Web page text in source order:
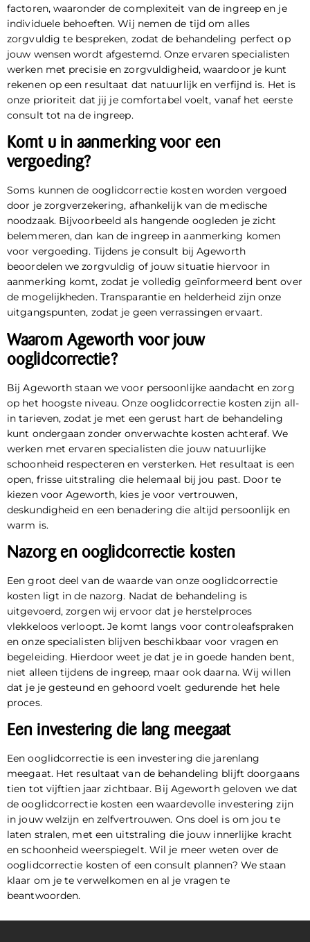
factoren, waaronder de complexiteit van de ingreep en je
individuele behoeften. Wij nemen de tijd om alles
zorgvuldig te bespreken, zodat de behandeling perfect op
jouw wensen wordt afgestemd. Onze ervaren specialisten
werken met precisie en zorgvuldigheid, waardoor je kunt
rekenen op een resultaat dat natuurlijk en verfijnd is. Het is
onze prioriteit dat jij je comfortabel voelt, vanaf het eerste
consult tot na de ingreep.
Komt u in aanmerking voor een
vergoeding?
Soms kunnen de ooglidcorrectie kosten worden vergoed
door je zorgverzekering, afhankelijk van de medische
noodzaak. Bijvoorbeeld als hangende oogleden je zicht
belemmeren, dan kan de ingreep in aanmerking komen
voor vergoeding. Tijdens je consult bij Ageworth
beoordelen we zorgvuldig of jouw situatie hiervoor in
aanmerking komt, zodat je volledig geïnformeerd bent over
de mogelijkheden. Transparantie en helderheid zijn onze
uitgangspunten, zodat je geen verrassingen ervaart.
Waarom Ageworth voor jouw
ooglidcorrectie?
Bij Ageworth staan we voor persoonlijke aandacht en zorg
op het hoogste niveau. Onze ooglidcorrectie kosten zijn all-
in tarieven, zodat je met een gerust hart de behandeling
kunt ondergaan zonder onverwachte kosten achteraf. We
werken met ervaren specialisten die jouw natuurlijke
schoonheid respecteren en versterken. Het resultaat is een
open, frisse uitstraling die helemaal bij jou past. Door te
kiezen voor Ageworth, kies je voor vertrouwen,
deskundigheid en een benadering die altijd persoonlijk en
warm is.
Nazorg en ooglidcorrectie kosten
Een groot deel van de waarde van onze ooglidcorrectie
kosten ligt in de nazorg. Nadat de behandeling is
uitgevoerd, zorgen wij ervoor dat je herstelproces
vlekkeloos verloopt. Je komt langs voor controleafspraken
en onze specialisten blijven beschikbaar voor vragen en
begeleiding. Hierdoor weet je dat je in goede handen bent,
niet alleen tijdens de ingreep, maar ook daarna. Wij willen
dat je je gesteund en gehoord voelt gedurende het hele
proces.
Een investering die lang meegaat
Een ooglidcorrectie is een investering die jarenlang
meegaat. Het resultaat van de behandeling blijft doorgaans
tien tot vijftien jaar zichtbaar. Bij Ageworth geloven we dat
de ooglidcorrectie kosten een waardevolle investering zijn
in jouw welzijn en zelfvertrouwen. Ons doel is om jou te
laten stralen, met een uitstraling die jouw innerlijke kracht
en schoonheid weerspiegelt. Wil je meer weten over de
ooglidcorrectie kosten of een consult plannen? We staan
klaar om je te verwelkomen en al je vragen te
beantwoorden.